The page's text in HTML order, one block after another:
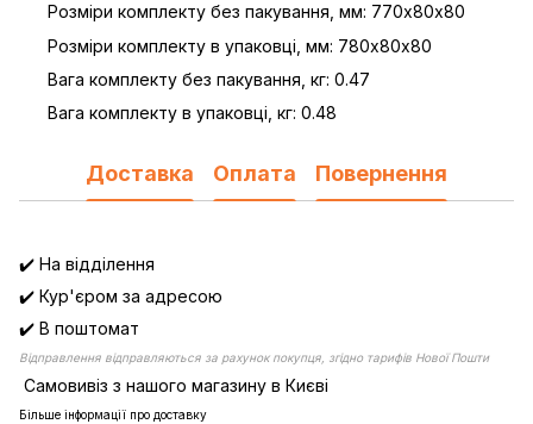
Розміри комплекту без пакування, мм: 770х80х80
Розміри комплекту в упаковці, мм: 780х80х80
Вага комплекту без пакування, кг: 0.47
Вага комплекту в упаковці, кг: 0.48
Доставка Оплата Повернення
✔️ На відділення
✔️ Кур'єром за адресою
✔️ В поштомат
Відправлення відправляються за рахунок покупця, згідно тарифів Нової Пошти
Самовивіз з нашого магазину в Києві
Більше інформації про доставку